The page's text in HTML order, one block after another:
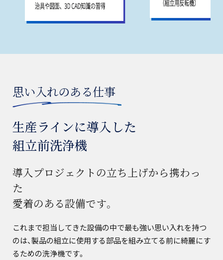
思い入れのある仕事
生産ラインに導入した
組立前洗浄機
導入プロジェクトの立ち上げから携わっ
た
愛着のある設備です。
これまで担当してきた設備の中で最も強い思い入れを持つ
のは、製品の組立に使用する部品を組み立てる前に綺麗にす
るための洗浄機です。